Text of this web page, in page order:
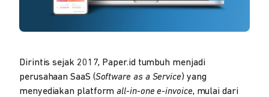
Dirintis sejak 2017, Paper.id tumbuh menjadi
perusahaan SaaS (Software as a Service) yang
menyediakan platformall-in-one e-invoice, mulai dari